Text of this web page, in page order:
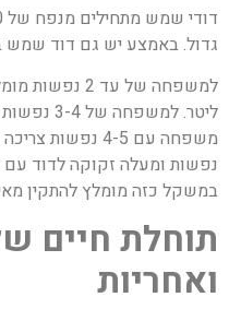
גדול. באמצע יש גם דוד שמש בנפח 120 ליטר ודוד של
במשקל כזה מומלץ להתקין
תוחלת חיים
ואחריות